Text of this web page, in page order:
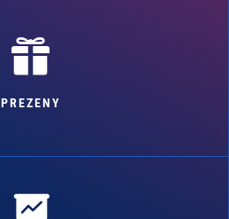

PREZENY